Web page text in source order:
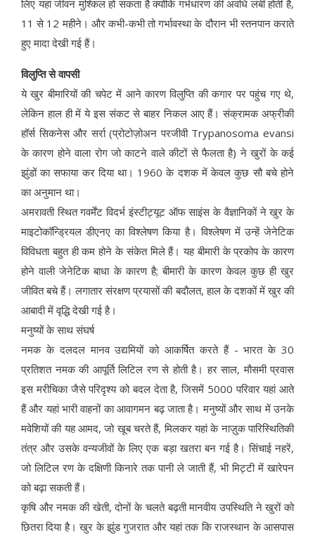
लिए यहां जीवन मुश्किल हो सकता है क्योंकि गर्भधारण की अवधि लंबी होती है,
11 से 12 महीने। और कभी-कभी तो गर्भावस्था के दौरान भी स्तनपान कराते
हुए मादा देखी गई हैं।
विलुप्ति से वापसी
ये खुर बीमारियों की चपेट में आने कारण विलुप्ति की कगार पर पहुंच गए थे,
लेकिन हाल ही में ये इस संकट से बाहर निकल आए हैं। संक्रामक अफ्रीकी
हॉर्स सिकनेस और सर्रा (प्रोटोज़ोअन परजीवी Trypanosoma evansi
के कारण होने वाला रोग जो काटने वाले कीटों से फैलता है) ने खुरों के कई
झुंडों का सफाया कर दिया था। 1960 के दशक में केवल कुछ सौ बचे होने
का अनुमान था।
अमरावती स्थित गवर्मेंट विदर्भ इंस्टीट्यूट ऑफ साइंस के वैज्ञानिकों ने खुर के
माइटोकॉन्ड्रियल डीएनए का विश्लेषण किया है। विश्लेषण में उन्हें जेनेटिक
विविधता बहुत ही कम होने के संकेत मिले हैं। यह बीमारी के प्रकोप के कारण
होने वाली जेनेटिक बाधा के कारण है; बीमारी के कारण केवल कुछ ही खुर
जीवित बचे हैं। लगातार संरक्षण प्रयासों की बदौलत, हाल के दशकों में खुर की
आबादी में वृद्धि देखी गई है।
मनुष्यों के साथ संघर्ष
नमक के दलदल मानव उद्यमियों को आकर्षित करते हैं - भारत के 30
प्रतिशत नमक की आपूर्ति लिटिल रण से होती है। हर साल, मौसमी प्रवास
इस मरीचिका जैसे परिदृश्य को बदल देता है, जिसमें 5000 परिवार यहां आते
हैं और यहां भारी वाहनों का आवागमन बढ़ जाता है। मनुष्यों और साथ में उनके
मवेशियों की यह आमद, जो खूब चरते हैं, मिलकर यहां के नाज़ुक पारिस्थितिकी
तंत्र और उसके वन्यजीवों के लिए एक बड़ा खतरा बन गई है। सिंचाई नहरें,
जो लिटिल रण के दक्षिणी किनारे तक पानी ले जाती हैं, भी मिट्टी में खारेपन
को बढ़ा सकती हैं।
कृषि और नमक की खेती, दोनों के चलते बढ़ती मानवीय उपस्थिति ने खुरों को
छितरा दिया है। खुर के झुंड गुजरात और यहां तक कि राजस्थान के आसपास